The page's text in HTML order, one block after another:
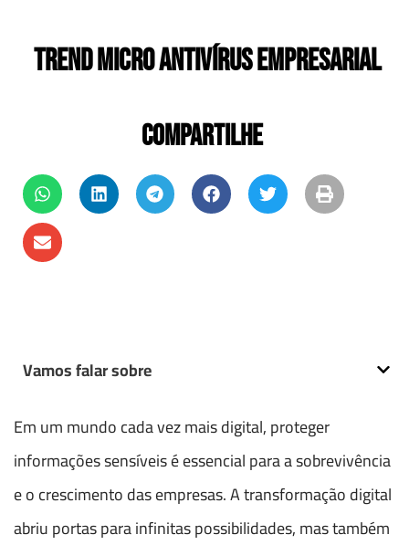
Trend Micro Antivírus Empresarial
COMPARTILHE
Vamos falar sobre
Em um mundo cada vez mais digital, proteger
informações sensíveis é essencial para a sobrevivência
e o crescimento das empresas. A transformação digital
abriu portas para infinitas possibilidades, mas também